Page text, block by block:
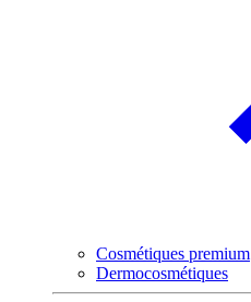
Cosmétiques premium
Dermocosmétiques